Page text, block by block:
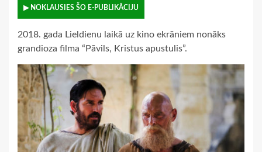
▶ NOKLAUSIES ŠO E-PUBLIKĀCIJU
2018. gada Lieldienu laikā uz kino ekrāniem nonāks
grandioza filma “Pāvils, Kristus apustulis”.